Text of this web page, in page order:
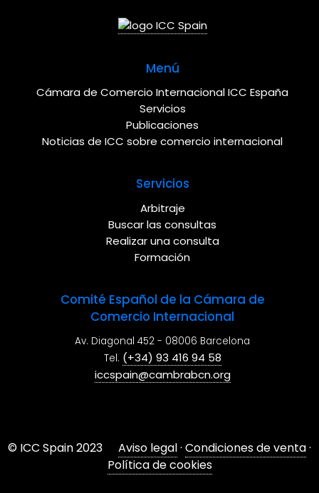
Menú
Cámara de Comercio Internacional ICC España
Servicios
Publicaciones
Noticias de ICC sobre comercio internacional
Servicios
Arbitraje
Buscar las consultas
Realizar una consulta
Formación
Comité Español de la Cámara de
Comercio Internacional
Av. Diagonal 452 - 08006 Barcelona
Tel. (+34) 93 416 94 58
iccspain@cambrabcn.org
© ICC Spain 2023 Aviso legal·Condiciones de venta·
Política de cookies